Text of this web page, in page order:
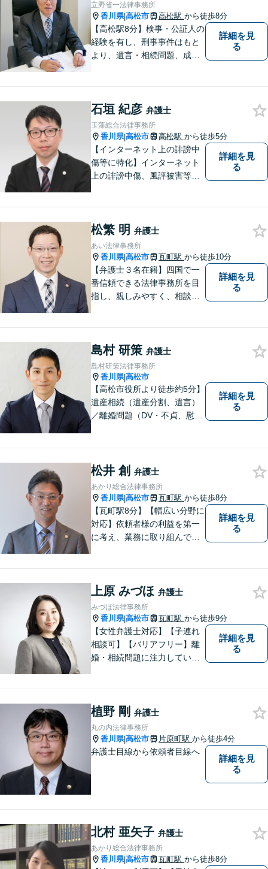
立野省一法律事務所
香川県|高松市 高松駅 から徒歩8分
【高松駅8分】検事・公証人の
経験を有し、刑事事件はもと
より、遺言・相続問題、成年
扱うほか、一般民事事件も取
り扱っております。
詳細を見
る
石垣 紀彦 弁護士
玉藻総合法律事務所
香川県|高松市 高松駅 から徒歩5分
【インターネット上の誹謗中
傷等に特化】インターネット
上の誹謗中傷、風評被害等に
報開示等、最善の解決方法を
ご提案いたします。
詳細を見
る
松繁 明 弁護士
あい法律事務所
香川県|高松市 瓦町駅 から徒歩10分
【弁護士３名在籍】四国で一
番信頼できる法律事務所を目
指し、親しみやすく、相談し
詳細を見
る
島村 研策 弁護士
島村研策法律事務所
香川県|高松市
【高松市役所より徒歩約5分】
遺産相続（遺産分割、遺言）
／離婚問題（DV・不貞、慰謝
供します。
詳細を見
る
松井 創 弁護士
あかり総合法律事務所
香川県|高松市 瓦町駅 から徒歩8分
【瓦町駅8分】【幅広い分野に
対応】依頼者様の利益を第一
に考え、業務に取り組んでお
事件・交通事故・不動産問題
など幅広く対応。即日対応も
可能。まずはお気軽にご相談
ください。
詳細を見
る
上原 みづほ 弁護士
みづほ法律事務所
香川県|高松市 瓦町駅 から徒歩9分
【女性弁護士対応】【子連れ
相談可】【バリアフリー】離
婚・相続問題に注力していま
詳細を見
る
植野 剛 弁護士
丸の内法律事務所
香川県|高松市 片原町駅 から徒歩4分
弁護士目線から依頼者目線へ
詳細を見
る
北村 亜矢子 弁護士
あかり総合法律事務所
香川県|高松市 瓦町駅 から徒歩8分